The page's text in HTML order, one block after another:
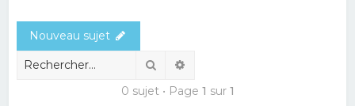
Nouveau sujet
Rechercher
0 sujet • Page 1 sur 1